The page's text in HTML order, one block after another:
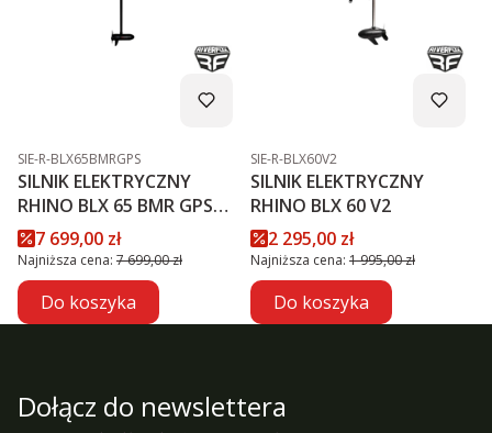
Kod produktu
SIE-R-BLX65BMRGPS
SILNIK ELEKTRYCZNY
RHINO BLX 65 BMR GPS
NXTCena promocyjna
7 699,00 zł
Najniższa cena: 7 699,00 zł
Do koszyka
Kod produktu
SIE-R-BLX60V2
SILNIK ELEKTRYCZNY
RHINO BLX 60 V2
Cena promocyjna
2 295,00 zł
Najniższa cena: 1 995,00 zł
Do koszyka
Dołącz do newslettera